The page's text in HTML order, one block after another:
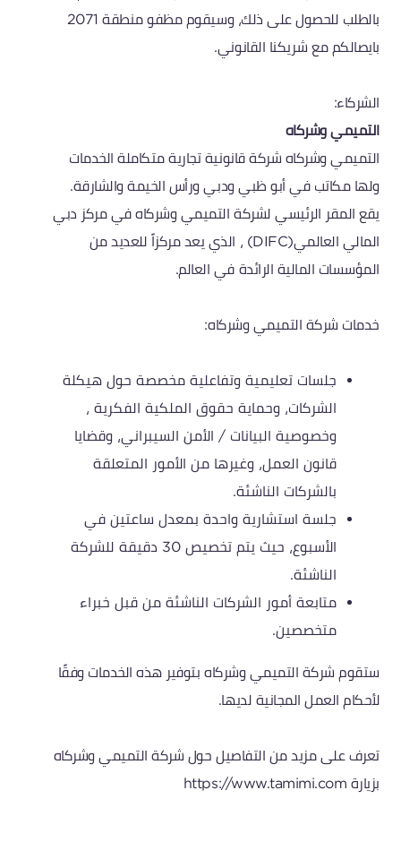
بالطلب للحصول على ذلك، وسيقوم مظفو منطقة 2071
بايصالكم مع شريكنا القانوني.
الشركاء:
التميمي وشركاه
التميمي وشركاه شركة قانونية تجارية متكاملة الخدمات
ولها مكاتب في أبو ظبي ودبي ورأس الخيمة والشارقة.
يقع المقر الرئيسي لشركة التميمي وشركاه في مركز دبي
المالي العالمي(DIFC) ، الذي يعد مركزاً للعديد من
المؤسسات المالية الرائدة في العالم.
خدمات شركة التميمي وشركاه:
جلسات تعليمية وتفاعلية مخصصة حول هيكلة
الشركات، وحماية حقوق الملكية الفكرية ،
وخصوصية البيانات / الأمن السيبراني، وقضايا
قانون العمل، وغيرها من الأمور المتعلقة
بالشركات الناشئة.
جلسة استشارية واحدة بمعدل ساعتين في
الأسبوع، حيث يتم تخصيص 30 دقيقة للشركة
الناشئة.
متابعة أمور الشركات الناشئة من قبل خبراء
متخصصين.
ستقوم شركة التميمي وشركاه بتوفير هذه الخدمات وفقًا
لأحكام العمل المجانية لديها.
تعرف على مزيد من التفاصيل حول شركة التميمي وشركاه
بزيارة https://www.tamimi.com